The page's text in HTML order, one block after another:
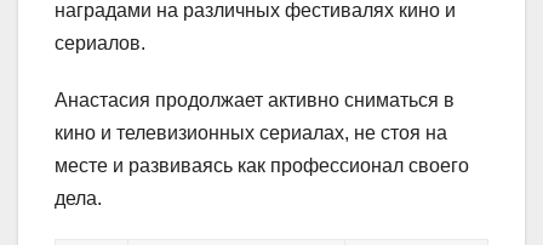
наградами на различных фестивалях кино и
сериалов.
Анастасия продолжает активно сниматься в
кино и телевизионных сериалах, не стоя на
месте и развиваясь как профессионал своего
дела.